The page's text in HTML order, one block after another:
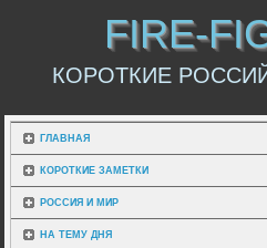
FIRE-
КОРОТКИЕ
ГЛАВНАЯ
КОРОТКИЕ ЗАМЕТКИ
РОССИЯ И МИР
НА ТЕМУ ДНЯ